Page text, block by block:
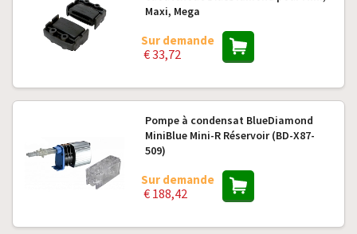
Maxi, Mega
Sur demande
€ 33,72
Pompe à condensat BlueDiamond
MiniBlue Mini-R Réservoir (BD-X87-
509)
Sur demande
€ 188,42